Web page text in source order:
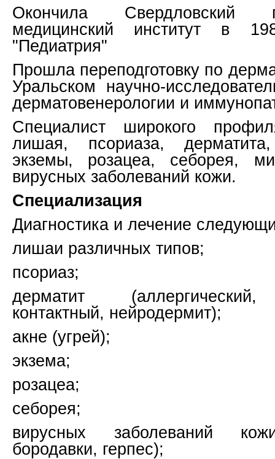
Окончила Свердловский
медицинский институт в
"Педиатрия"
Прошла переподготовку по
Уральском научно-
дерматовенерологии и
Специалист широкого
лишая, псориаза,
экземы, розацеа, себорея,
вирусных заболеваний кожи.
Специализация
Диагностика и лечение
лишаи различных типов;
псориаз;
дерматит (аллергический,
контактный, нейродермит);
акне (угрей);
экзема;
розацеа;
себорея;
вирусных заболеваний
бородавки, герпес);